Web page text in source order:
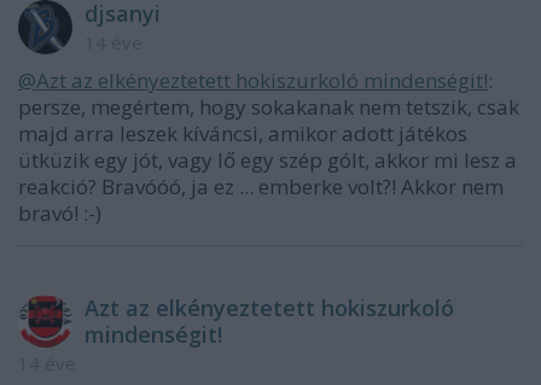
djsanyi
@Azt az elkényeztetett hokiszurkoló mindenségit!:
persze, megértem, hogy sokakanak nem tetszik, csak
majd arra leszek kíváncsi, amikor adott játékos
ütküzik egy jót, vagy lő egy szép gólt, akkor mi lesz a
reakció? Bravóóó, ja ez ... emberke volt?! Akkor nem
bravó! :-)
Azt az elkényeztetett hokiszurkoló
mindenségit!